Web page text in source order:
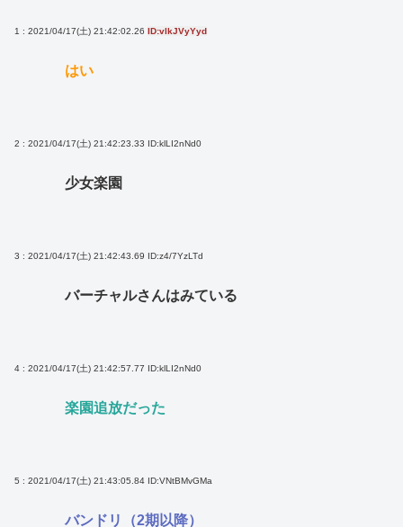
1 : 2021/04/17(土) 21:42:02.26 ID:vlkJVyYyd
はい
2 : 2021/04/17(土) 21:42:23.33 ID:klLI2nNd0
少女楽園
3 : 2021/04/17(土) 21:42:43.69 ID:z4/7YzLTd
バーチャルさんはみている
4 : 2021/04/17(土) 21:42:57.77 ID:klLI2nNd0
楽園追放だった
5 : 2021/04/17(土) 21:43:05.84 ID:VNtBMvGMa
バンドリ（2期以降）